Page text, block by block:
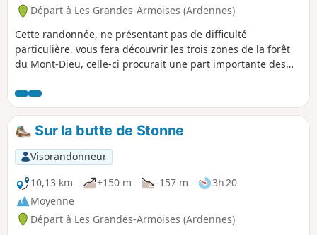
Départ à Les Grandes-Armoises (Ardennes)
Cette randonnée, ne présentant pas de difficulté
particulière, vous fera découvrir les trois zones de la forêt
du Mont-Dieu, celle-ci procurait une part importante des
villages des Grandes Armoises, visite de son musée
d'histoire, Sy, Tannay, son église fortifiée. Petit détour pour
admirer le chêne du Mont Py et la chartreuse du Mont-Dieu.
Il est courant d'observer des grands échassiers dans la
vallée de la Bar et divers gibiers dans la forêt.
Sur la butte de Stonne
Visorandonneur
10,13 km
+150 m -157 m
3h 20
Moyenne
Départ à Les Grandes-Armoises (Ardennes)